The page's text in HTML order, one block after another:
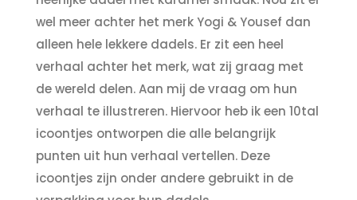
wel meer achter het merk Yogi & Yousef dan
alleen hele lekkere dadels. Er zit een heel
verhaal achter het merk, wat zij graag met
de wereld delen. Aan mij de vraag om hun
verhaal te illustreren. Hiervoor heb ik een 10tal
icoontjes ontworpen die alle belangrijk
punten uit hun verhaal vertellen. Deze
icoontjes zijn onder andere gebruikt in de